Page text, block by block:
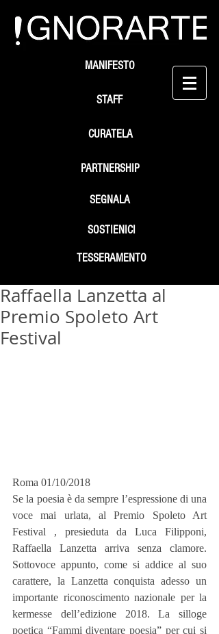
STAFF
SEGNALA
SOSTIENICI
MANIFESTO
PARTNERSHIP
TESSERAMENTO
CURATELA
Raffaella Lanzetta al
Premio Spoleto Art
Festival
Roma 01/10/2018
Se la poesia è da sempre l’espressione di una
voce mai urlata, al Premio Spoleto Art
Festival , presieduta da Luca Filipponi,
Raffaella Lanzetta arriva senza clamore.
Sottovoce appunto, come si addice al suo
carattere, la Lanzetta conquista adesso un
importante riconoscimento nazionale per la
kermesse dell’edizione 2018. La silloge
poetica “Fammi diventare poesia” per cui si